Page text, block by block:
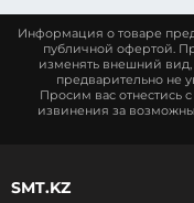
Информация о товаре
публичной офертой.
изменять внешний вид,
предварительно не
Просим вас отнестись
извинения за
SMT.KZ